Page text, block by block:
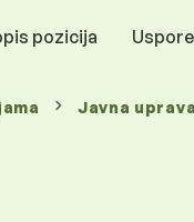
pozicija
Javna uprava